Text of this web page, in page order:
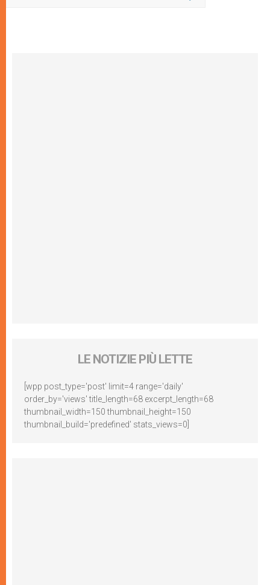
LE NOTIZIE PIÙ LETTE
[wpp post_type='post' limit=4 range='daily'
order_by='views' title_length=68 excerpt_length=68
thumbnail_width=150 thumbnail_height=150
thumbnail_build='predefined' stats_views=0]